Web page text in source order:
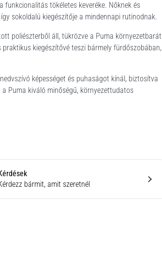
tökéletes keveréke. Nőknek és
sokoldalú kiegészítője a mindennapi rutinodnak.
poliészterből áll, tükrözve a Puma környezetbarát
kiegészítővé teszi bármely fürdőszobában,
képességet és puhaságot kínál, biztosítva
Puma kiváló minőségű, környezettudatos
bármit, amit szeretnél